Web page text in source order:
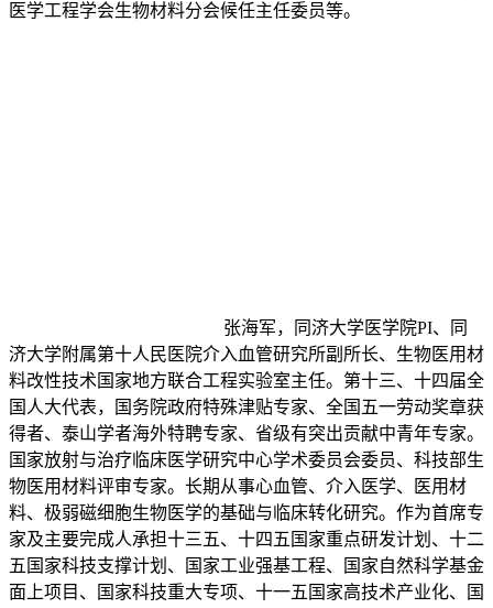
医学工程学会生物材料分会候任主任委员等。
张海军，同济大学医学院PI、同
济大学附属第十人民医院介入血管研究所副所长、生物医用材
料改性技术国家地方联合工程实验室主任。第十三、十四届全
国人大代表，国务院政府特殊津贴专家、全国五一劳动奖章获
得者、泰山学者海外特聘专家、省级有突出贡献中青年专家。
国家放射与治疗临床医学研究中心学术委员会委员、科技部生
物医用材料评审专家。长期从事心血管、介入医学、医用材
料、极弱磁细胞生物医学的基础与临床转化研究。作为首席专
家及主要完成人承担十三五、十四五国家重点研发计划、十二
五国家科技支撑计划、国家工业强基工程、国家自然科学基金
面上项目、国家科技重大专项、十一五国家高技术产业化、国